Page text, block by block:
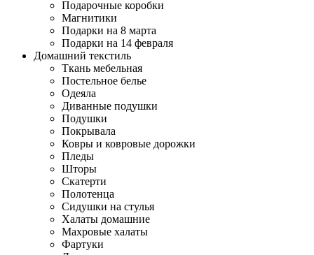
Подарочные коробки
Магнитики
Подарки на 8 марта
Подарки на 14 февраля
Домашний текстиль
Ткань мебельная
Постельное белье
Одеяла
Диванные подушки
Подушки
Покрывала
Ковры и ковровые дорожки
Пледы
Шторы
Скатерти
Полотенца
Сидушки на стулья
Халаты домашние
Махровые халаты
Фартуки